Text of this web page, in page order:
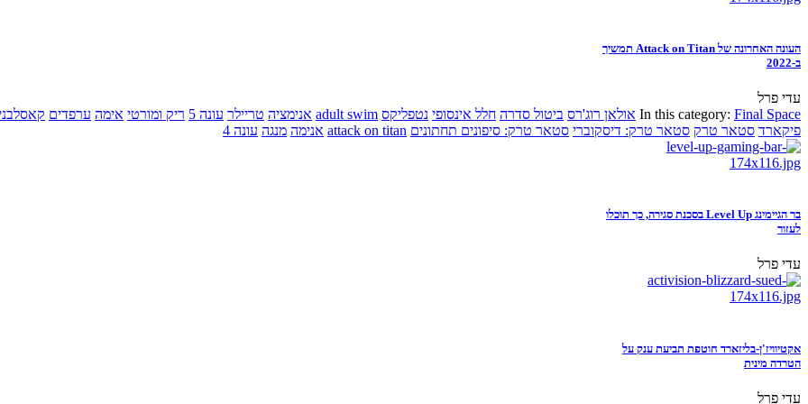
העונה האחרונה של Attack on Titan תמשיך
ב-2022
עדי פרל
In this category: Final Space אולאן רוג'רס ביטול סדרה חלל אינסופי נטפליקס adult swim אנימציה טריילר עונה 5 ריק ומורטי אימה ערפדים
פיקארד סטאר טרק סטאר טרק: דיסקוברי סטאר טרק: סיפונים תחתונים attack on titan אנימה מנגה עונה 4
בר הגיימינג Level Up בסכנת סגירה, כך תוכלו
לעזור
עדי פרל
אקטיוויז'ן-בליזארד חוטפת תביעת ענק על
הטרדה מינית
עדי פרל